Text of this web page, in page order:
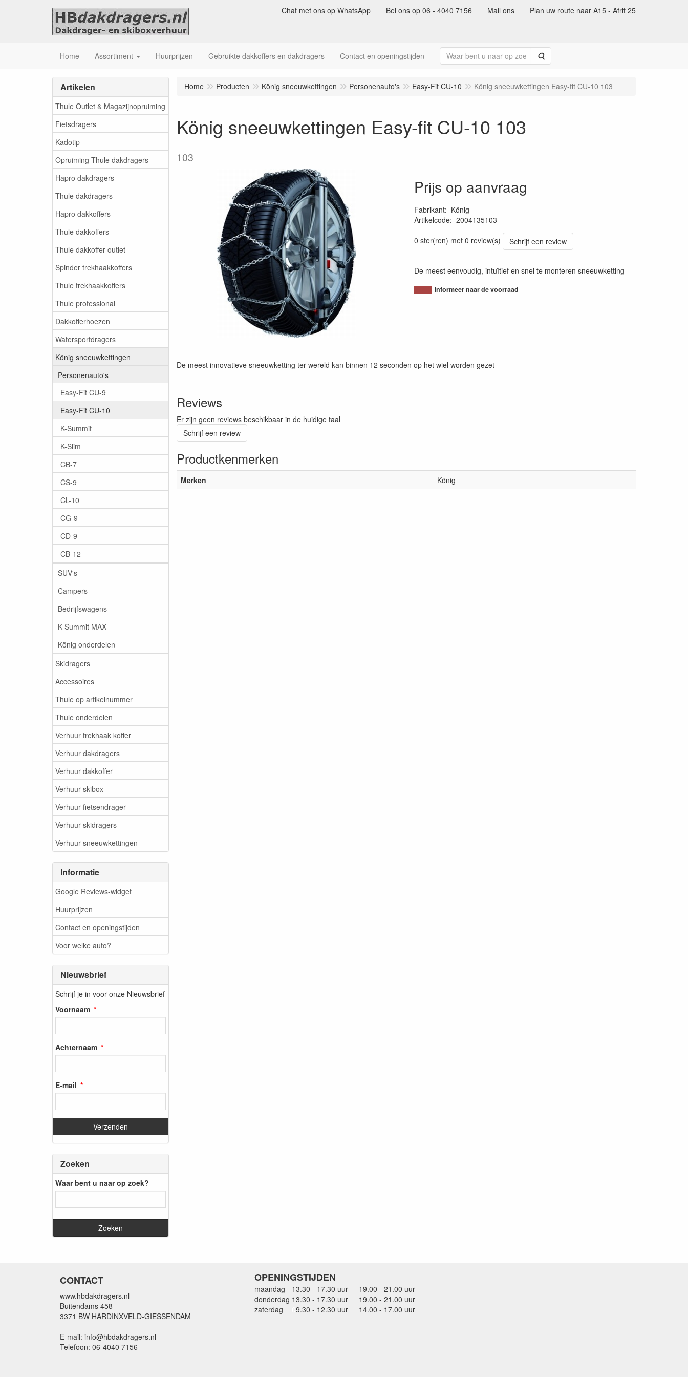
Chat met ons op WhatsApp Bel ons op 06 - 4040 7156 Mail ons Plan uw route naar A15 - Afrit 25
Home Assortiment Huurprijzen Gebruikte dakkoffers en dakdragers Contact en openingstijden Zoeken
Artikelen
Thule Outlet & Magazijnopruiming
Fietsdragers
Kadotip
Opruiming Thule dakdragers
Hapro dakdragers
Thule dakdragers
Hapro dakkoffers
Thule dakkoffers
Thule dakkoffer outlet
Spinder trekhaakkoffers
Thule trekhaakkoffers
Thule professional
Dakkofferhoezen
Watersportdragers
König sneeuwkettingen
Personenauto's
Easy-Fit CU-9
Easy-Fit CU-10
K-Summit
K-Slim
CB-7
CS-9
CL-10
CG-9
CD-9
CB-12
SUV's
Campers
Bedrijfswagens
K-Summit MAX
König onderdelen
Skidragers
Accessoires
Thule op artikelnummer
Thule onderdelen
Verhuur trekhaak koffer
Verhuur dakdragers
Verhuur dakkoffer
Verhuur skibox
Verhuur fietsendrager
Verhuur skidragers
Verhuur sneeuwkettingen
Informatie
Google Reviews-widget
Huurprijzen
Contact en openingstijden
Voor welke auto?
Nieuwsbrief
Schrijf je in voor onze Nieuwsbrief
Voornaam
Achternaam
E-mail
Zoeken
Waar bent u naar op zoek?
Home Producten König sneeuwkettingen Personenauto's Easy-Fit CU-10 König sneeuwkettingen Easy-fit CU-10 103
König sneeuwkettingen Easy-fit CU-10 103
103
Prijs op aanvraag
Fabrikant: König
Artikelcode: 2004135103
0 ster(ren) met 0 review(s)
Schrijf een review
De meest eenvoudig, intuïtief en snel te monteren sneeuwketting
Informeer naar de voorraad
De meest innovatieve sneeuwketting ter wereld kan binnen 12 seconden op het wiel worden gezet
Reviews
Er zijn geen reviews beschikbaar in de huidige taal
Schrijf een review
Productkenmerken
Merken König
CONTACT
www.hbdakdragers.nl
Buitendams 458
3371 BW HARDINXVELD-GIESSENDAM
E-mail: info@hbdakdragers.nl
Telefoon: 06-4040 7156
OPENINGSTIJDEN
maandag 13.30 - 17.30 uur
19.00 - 21.00 uur
donderdag 13.30 - 17.30 uur
19.00 - 21.00 uur
zaterdag
9.30 - 12.30 uur 14.00 - 17.00 uur